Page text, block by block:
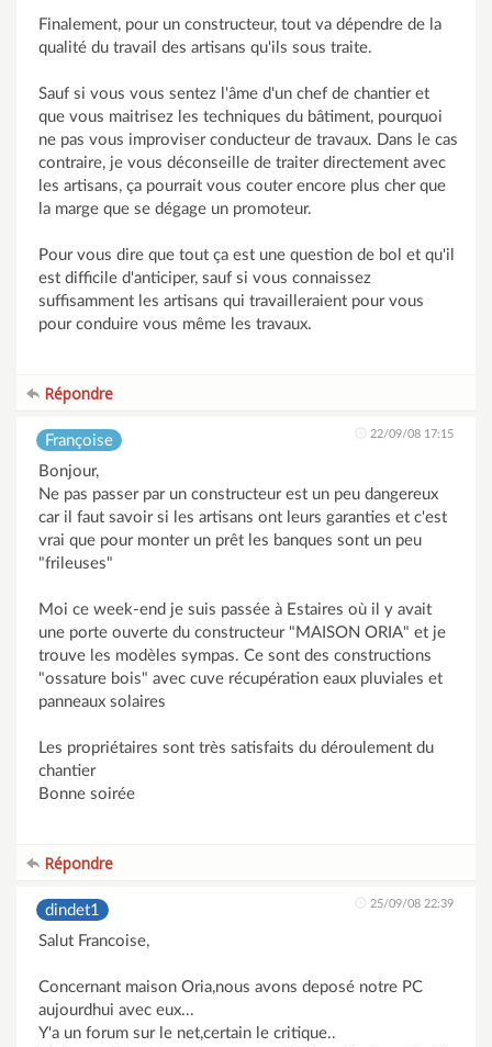
Finalement, pour un constructeur, tout va dépendre de la
qualité du travail des artisans qu'ils sous traite.
Sauf si vous vous sentez l'âme d'un chef de chantier et
que vous maitrisez les techniques du bâtiment, pourquoi
ne pas vous improviser conducteur de travaux. Dans le cas
contraire, je vous déconseille de traiter directement avec
les artisans, ça pourrait vous couter encore plus cher que
la marge que se dégage un promoteur.
Pour vous dire que tout ça est une question de bol et qu'il
est difficile d'anticiper, sauf si vous connaissez
suffisamment les artisans qui travailleraient pour vous
pour conduire vous même les travaux.
Répondre
Françoise 22/09/08 17:15
Bonjour,
Ne pas passer par un constructeur est un peu dangereux
car il faut savoir si les artisans ont leurs garanties et c'est
vrai que pour monter un prêt les banques sont un peu
"frileuses"
Moi ce week-end je suis passée à Estaires où il y avait
une porte ouverte du constructeur "MAISON ORIA" et je
trouve les modèles sympas. Ce sont des constructions
"ossature bois" avec cuve récupération eaux pluviales et
panneaux solaires
Les propriétaires sont très satisfaits du déroulement du
chantier
Bonne soirée
Répondre
dindet1 25/09/08 22:39
Salut Francoise,
Concernant maison Oria,nous avons deposé notre PC
aujourdhui avec eux...
Y'a un forum sur le net,certain le critique..